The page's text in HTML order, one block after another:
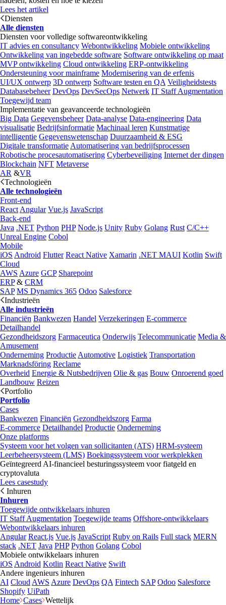
Lees het artikel
Diensten
Alle diensten
Diensten voor volledige softwareontwikkeling
IT advies en consultancy Webontwikkeling Mobiele ontwikkeling
Ontwikkeling van ingebedde software Software ontwikkeling op maat
MVP ontwikkeling Cloud ontwikkeling ERP-ontwikkeling
Ondersteuning voor mainframe Modernisering van de erfenis
UI/UX ontwerp 3D ontwerp Software testen en QA Veiligheidstests
Databasebeheer DevOps DevSecOps Netwerk IT Staff Augmentation
Toegewijd team
Implementatie van geavanceerde technologieën
Big Data Gegevensbeheer Data-analyse Data-engineering Data
visualisatie Bedrijfsinformatie Machinaal leren Kunstmatige
intelligentie Gegevenswetenschap Duurzaamheid & ESG
Digitale transformatie Automatisering van bedrijfsprocessen
Robotische procesautomatisering Cyberbeveiliging Internet der dingen
Blockchain NFT Metaverse
AR &VR
Technologieën
Alle technologieën
Front-end
React Angular Vue.js JavaScript
Back-end
Java .NET Python PHP Node.js Unity Ruby Golang Rust C/C++
Unreal Engine Cobol
Mobile
iOS Android Flutter React Native Xamarin .NET MAUI Kotlin Swift
Cloud
AWS Azure GCP Sharepoint
ERP& CRM
SAP MS Dynamics 365 Odoo Salesforce
Industrieën
Alle industrieën
Financiën Bankwezen Handel Verzekeringen E-commerce
Detailhandel
Gezondheidszorg Farmaceutica Onderwijs Telecommunicatie Media &
Amusement
Onderneming Productie Automotive Logistiek Transportation
Marknadsföring Reclame
Overheid Energie & Nutsbedrijven Olie & gas Bouw Onroerend goed
Landbouw Reizen
Portfolio
Portfolio
Cases
Bankwezen Financiën Gezondheidszorg Farma
E-commerce Detailhandel Productie Onderneming
Onze platforms
Systeem voor het volgen van sollicitanten (ATS) HRM-systeem
Leerbeheersysteem (LMS) Boekingssysteem voor werkplekken
Geïntegreerd AI-financieel besturingssysteem voor fiatgeld en
cryptovaluta
Lees casestudy
Inhuren
Inhuren
Toegewijde ontwikkelaars inhuren
IT Staff Augmentation Toegewijde teams Offshore-ontwikkelaars
Webontwikkelaars inhuren
Angular React.js Vue.js JavaScript Ruby on Rails Full stack MERN
stack .NET Java PHP Python Golang Cobol
Mobiele ontwikkelaars inhuren
iOS Android Kotlin React Native Swift
Andere ingenieurs inhuren
AI Cloud AWS Azure DevOps QA Fintech SAP Odoo Salesforce
Shopify UiPath
Home Cases Wettelijk